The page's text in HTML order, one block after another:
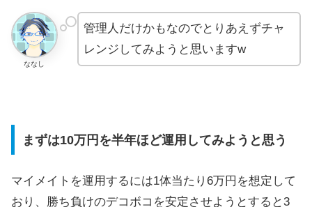
ななし
管理人だけかもなのでとりあえずチャ
レンジしてみようと思いますw
まずは10万円を半年ほど運用してみようと思う
マイメイトを運用するには1体当たり6万円を想定して
おり、勝ち負けのデコボコを安定させようとすると3